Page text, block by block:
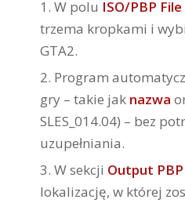
W polu ISO/PBP File
trzema kropkami i
GTA2.
Program
gry – takie jak nazwa
SLES_014.04) – bez
uzupełniania.
W sekcji Output
lokalizację, w której